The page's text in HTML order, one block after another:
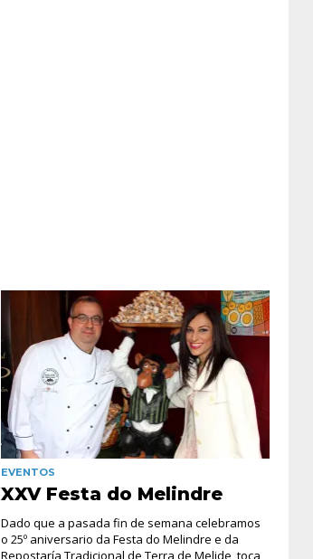
EVENTOS
XXV Festa do Melindre
Dado que a pasada fin de semana celebramos
o 25º aniversario da Festa do Melindre e da
Repostaría Tradicional de Terra de Melide, toca